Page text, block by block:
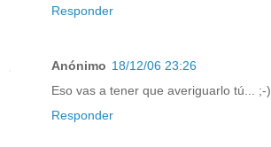
Responder
Anónimo 18/12/06 23:26
Eso vas a tener que averiguarlo tú... ;-)
Responder